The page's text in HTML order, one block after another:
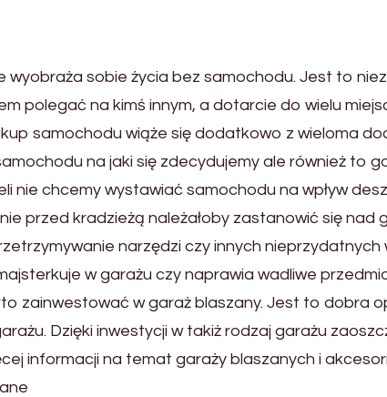
wyobraża sobie życia bez samochodu. Jest to
polegać na kimś innym, a dotarcie do wielu
samochodu wiąże się dodatkowo z wieloma
na jaki się zdecydujemy ale również to
nie chcemy wystawiać samochodu na wpływ
przed kradzieżą należałoby zastanowić się
narzędzi czy innych
w garażu czy naprawia wadliwe
zainwestować w garaż blaszany. Jest to dobra
Dzięki inwestycji w takiż rodzaj garażu
informacji na temat garaży blaszanych i